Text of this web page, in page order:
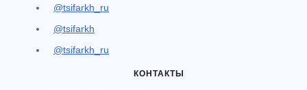
@tsifarkh_ru
@tsifarkh
@tsifarkh_ru
КОНТАКТЫ